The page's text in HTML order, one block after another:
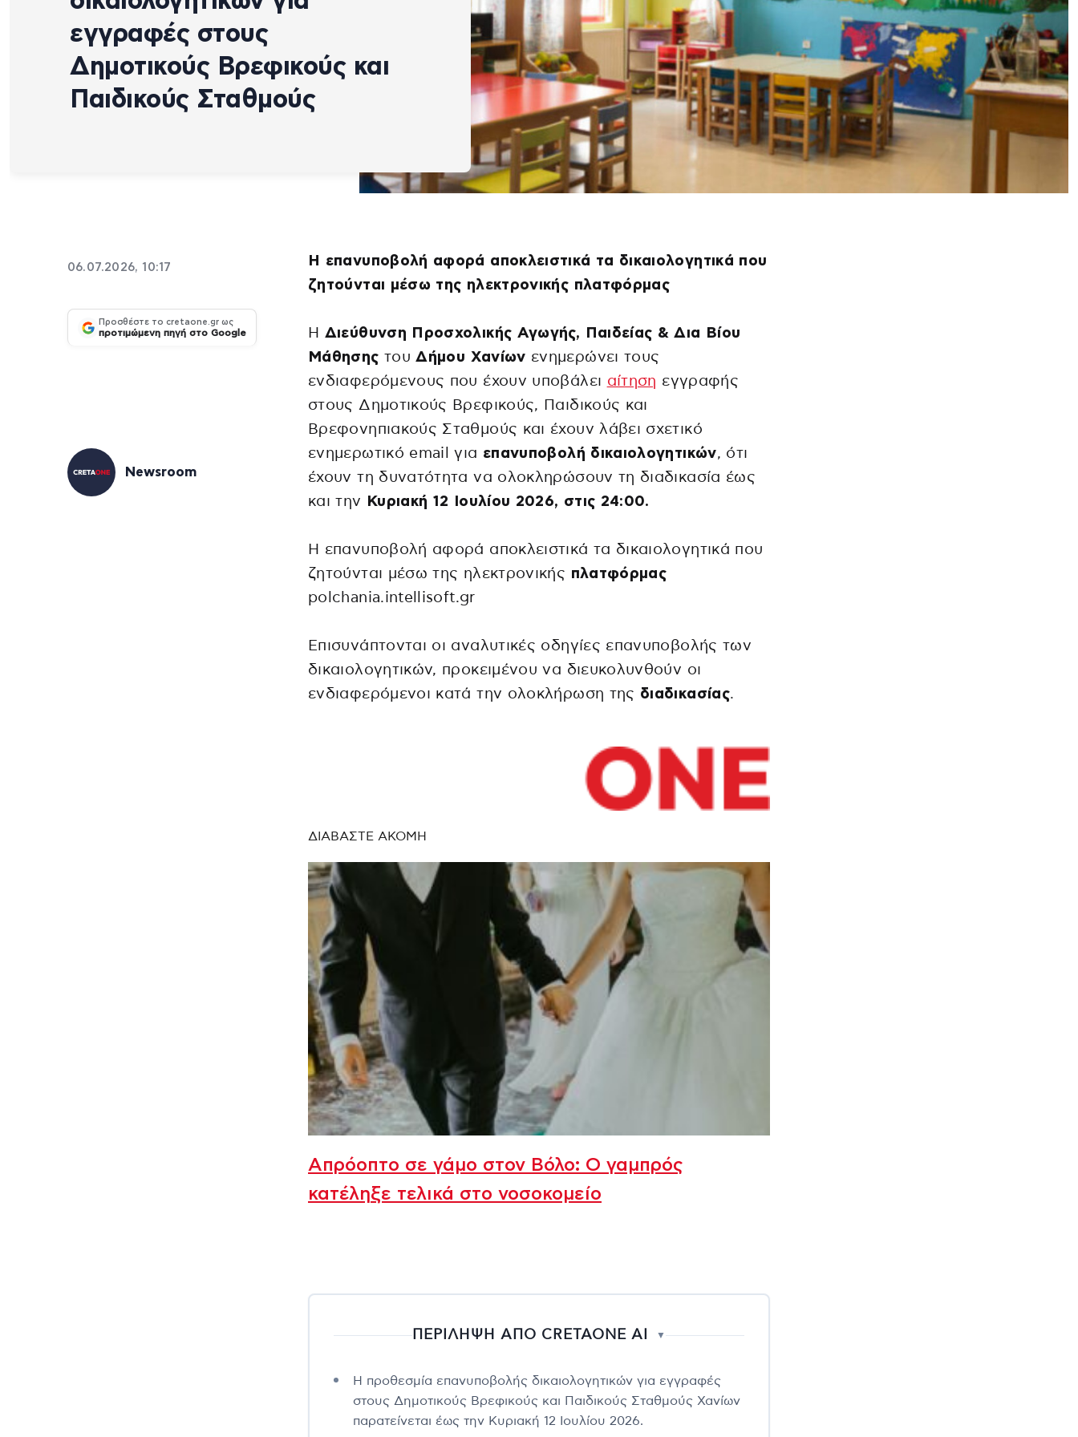
εγγραφές στους
Δημοτικούς Βρεφικούς και
Παιδικούς Σταθμούς
06.07.2026, 10:17
Προσθέστε το cretaone.gr ως
προτιμώμενη πηγή στο Google
Newsroom
Η επανυποβολή αφορά αποκλειστικά τα δικαιολογητικά που
ζητούνται μέσω της ηλεκτρονικής πλατφόρμας
Η Διεύθυνση Προσχολικής Αγωγής, Παιδείας & Δια Βίου
Μάθησης τουΔήμου Χανίων ενημερώνει τους
ενδιαφερόμενους που έχουν υποβάλει αίτηση εγγραφής
στους Δημοτικούς Βρεφικούς, Παιδικούς και
Βρεφονηπιακούς Σταθμούς και έχουν λάβει σχετικό
ενημερωτικό email για επανυποβολή δικαιολογητικών, ότι
έχουν τη δυνατότητα να ολοκληρώσουν τη διαδικασία έως
και την
Κυριακή 12 Ιουλίου 2026, στις 24:00.
Η επανυποβολή αφορά αποκλειστικά τα δικαιολογητικά που
ζητούνται μέσω της ηλεκτρονικής πλατφόρμας
polchania.intellisoft.gr
Επισυνάπτονται οι αναλυτικές οδηγίες επανυποβολής των
δικαιολογητικών, προκειμένου να διευκολυνθούν οι
ενδιαφερόμενοι κατά την ολοκλήρωση της διαδικασίας.
ΔΙΑΒΑΣΤΕ ΑΚΟΜΗ
Απρόοπτο σε γάμο στον Βόλο: Ο γαμπρός
κατέληξε τελικά στο νοσοκομείο
ΠΕΡΙΛΗΨΗ ΑΠΟ CRETAONE AI ▼
Η προθεσμία επανυποβολής δικαιολογητικών για εγγραφές
στους Δημοτικούς Βρεφικούς και Παιδικούς Σταθμούς Χανίων
παρατείνεται έως την Κυριακή 12 Ιουλίου 2026.